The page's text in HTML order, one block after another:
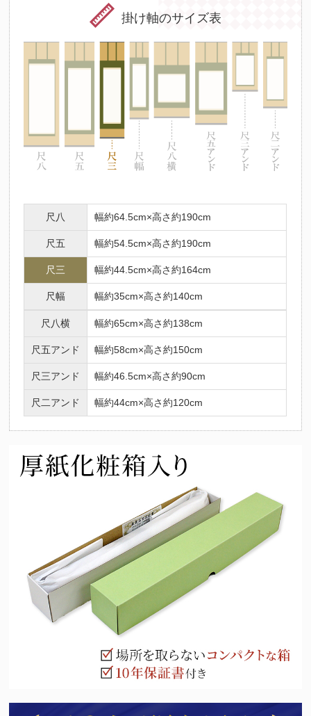
掛け軸のサイズ表
尺八 幅約64.5cm×高さ約190cm
尺五 幅約54.5cm×高さ約190cm
尺三 幅約44.5cm×高さ約164cm
尺幅 幅約35cm×高さ約140cm
尺八横 幅約65cm×高さ約138cm
尺五アンド 幅約58cm×高さ約150cm
尺三アンド 幅約46.5cm×高さ約90cm
尺二アンド 幅約44cm×高さ約120cm